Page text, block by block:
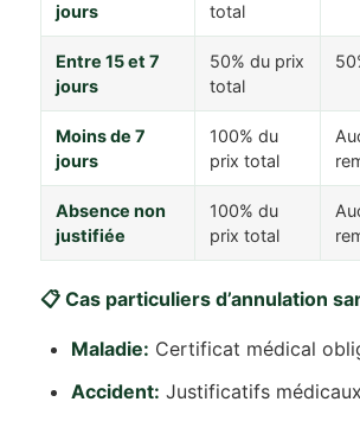
jours
total
Entre 15 et 7
jours
50% du prix
total
Moins de 7
jours
100% du
prix total
Absence non
justifiée
100% du
prix total
📋 Cas particuliers d’annulation
Maladie: Certificat médical
Accident: Justificatifs médicaux